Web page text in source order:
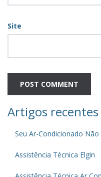
Site
Artigos recentes
Seu Ar-Condicionado Não
Assistência Técnica Elgin